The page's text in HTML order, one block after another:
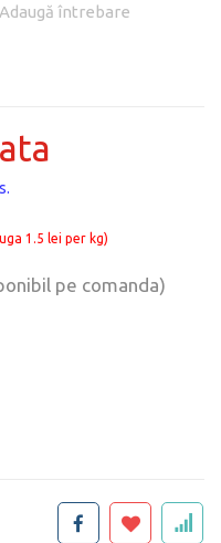
Adaugă întrebare
1.5 lei per kg)
pe comanda)